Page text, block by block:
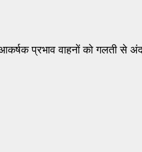
प्रभाव वाहनों को गलती से